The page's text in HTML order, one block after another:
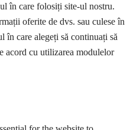
în care folosiți site-ul nostru.
oferite de dvs. sau culese în
care alegeți să continuați să
acord cu utilizarea modulelor